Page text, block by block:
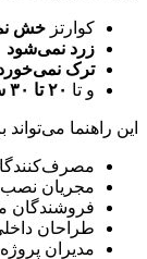
کوارتز خش
زرد نمی‌شود
ترک
و تا ۲۰ تا ۳۰ سال
این راهنما می‌تواند
مجریان نصب
فروشندگان
طراحان
مدیران پروژه